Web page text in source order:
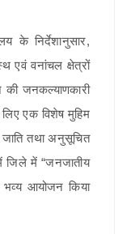
के निर्देशानुसार,
एवं वनांचल क्षेत्रों
की जनकल्याणकारी
एक विशेष मुहिम
तथा अनुसूचित
जिले में “जनजातीय
भव्य आयोजन किया